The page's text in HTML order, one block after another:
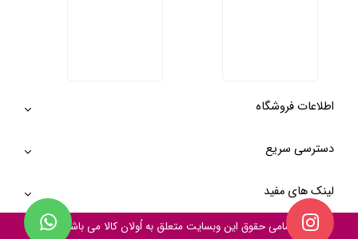
اطلاعات فروشگاه
دسترسی سریع
لینک های مفید
تمامی حقوق این وبسایت متعلق بهاُولان کالامی باشد